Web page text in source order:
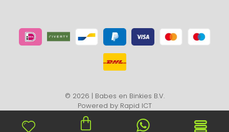
© 2026 | Babes en Binkies B.V.
Powered by Rapid ICT